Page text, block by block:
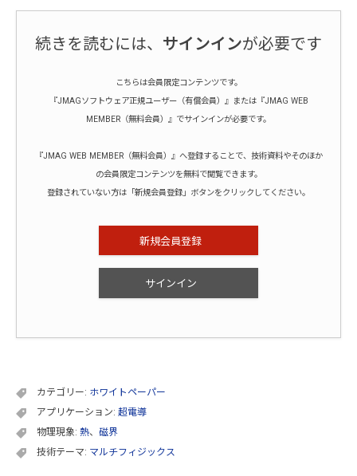
続きを読むには、 サインインが必要です
こちらは会員限定コンテンツです。
『JMAGソフトウェア正規ユーザー（有償会員）』または『JMAG WEB
MEMBER（無料会員）』でサインインが必要です。
『JMAG WEB MEMBER（無料会員）』へ登録することで、技術資料やそのほか
の会員限定コンテンツを無料で閲覧できます。
登録されていない方は「新規会員登録」ボタンをクリックしてください。
新規会員登録
サインイン
カテゴリー: ホワイトペーパー
アプリケーション: 超電導
物理現象: 熱、 磁界
技術テーマ: マルチフィジックス